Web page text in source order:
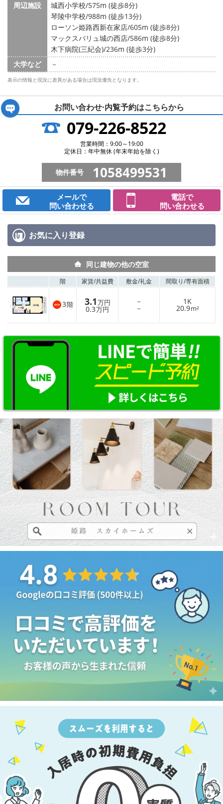
周辺施設
城西小学校/575m (徒歩8分)
琴陵中学校/988m (徒歩13分)
ローソン姫路西新在家店/605m (徒歩8分)
マックスバリュ城の西店/586m (徒歩8分)
木下病院(三紀会)/236m (徒歩3分)
大学など
－
表示の情報と現況に差異がある場合は現況優先となります。
お問い合わせ·内覧予約はこちらから
079-226-8522
営業時間：9:00～19:00
定休日：年中無休 (年末年始を除く)
物件番号 1058499531
メールで
問い合わせる
電話で
問い合わせる
お気に入り登録
同じ建物の他の空室
階 家賃/共益費 敷金/礼金 間取り/専有面積
3階 3.1万円
0.3万円
－
－
1K
20.9m²